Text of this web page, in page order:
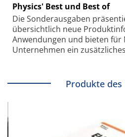
Physics' Best und Best of
Die Sonder­ausgaben
übersichtlich neue
Anwendungen und bieten für
Unternehmen ein
Produkte des